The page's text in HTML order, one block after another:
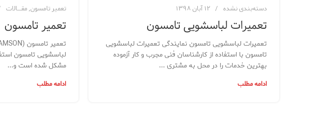
دسته‌بندی نشده ۱۲ آبان ۱۳۹۸
تعمیرات لباسشویی تامسون
تعمیرات لباسشویی تامسون نمایندگی تعمیرات لباسشویی
تامسون با استفاده از کارشناسان فنی مجرب و کار آزموده
بهترین خدمات را در محل به مشتری ...
ادامه مطلب
تعمیر تامسون,مقــــالات
تعمیر تامسون
لباسشویی تامسون
مشکل شده است و...
ادامه مطلب